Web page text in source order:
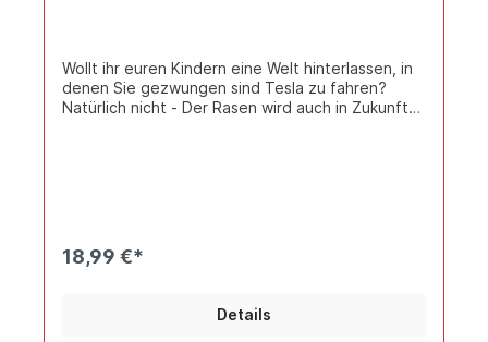
Wollt ihr euren Kindern eine Welt hinterlassen, in
denen Sie gezwungen sind Tesla zu fahren?
Natürlich nicht - Der Rasen wird auch in Zukunft
Baumwolle, 15% Viskose Rundstrickware,
Rippstrickausschnitt mit Elasthan, Nackenband
18,99 €*
Details